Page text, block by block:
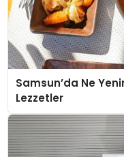
Samsun’da Ne
Lezzetler